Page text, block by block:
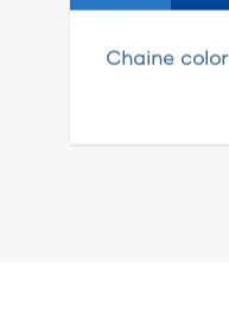
Chaine